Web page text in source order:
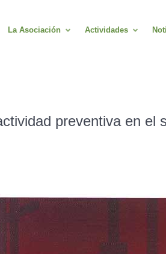
La Asociación Actividades
preventiva en